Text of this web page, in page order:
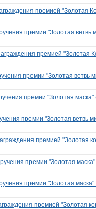
премией "Золотая
премии "Золотая ветвь
премией "Золотая
премии "Золотая ветвь
премии "Золотая
премии "Золотая ветвь
премией "Золотая
премии "Золотая
премии "Золотая
премией "Золотая